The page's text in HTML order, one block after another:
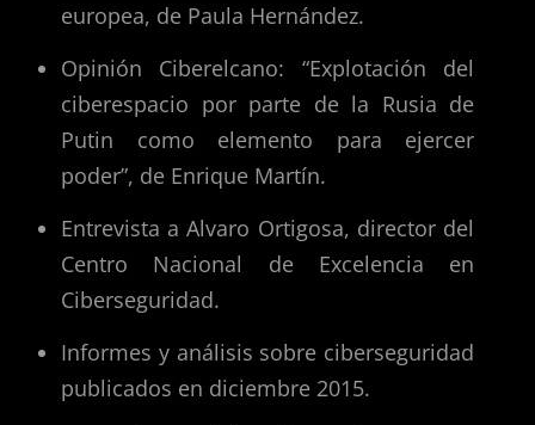
europea, de Paula Hernández.
Opinión Ciberelcano: “Explotación del
ciberespacio por parte de la Rusia de
Putin como elemento para ejercer
poder”, de Enrique Martín.
Entrevista a Alvaro Ortigosa, director del
Centro Nacional de Excelencia en
Ciberseguridad.
Informes y análisis sobre ciberseguridad
publicados en diciembre 2015.